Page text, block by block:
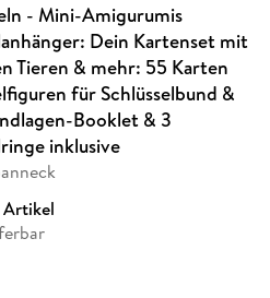
- Mini-Amigurumis
Dein Kartenset mit
Tieren & mehr: 55 Karten
für Schlüsselbund &
Booklet & 3
inklusive
Artikel